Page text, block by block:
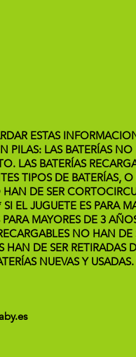
ESTAS
LAS BATERÍAS
LAS BATERÍAS
TIPOS DE BATERÍAS,
DE SER
EL JUGUETE ES PARA
MAYORES DE 3
NO HAN
DE SER RETIRADAS
NUEVAS Y